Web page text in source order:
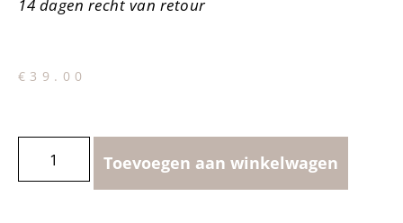
14 dagen recht van retour
€ 39.00
Toevoegen aan winkelwagen